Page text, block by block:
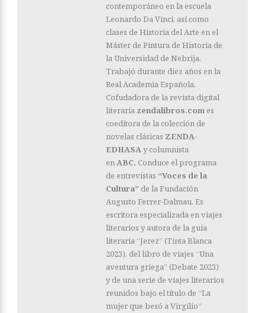
contemporáneo en la escuela
Leonardo Da Vinci, así como
clases de Historia del Arte en el
Máster de Pintura de Historia de
la Universidad de Nebrija.
Trabajó durante diez años en la
Real Academia Española.
Cofudadora de la revista digital
literaria zendalibros.com es
coeditora de la colección de
novelas clásicas ZENDA-
EDHASAy columnista
enABC. Conduce el programa
de entrevistas “Voces de la
Cultura” de la Fundación
Augusto Ferrer-Dalmau. Es
escritora especializada en viajes
literarios y autora de la guía
literaria “Jerez” (Tinta Blanca
2023), del libro de viajes “Una
aventura griega” (Debate 2023)
y de una serie de viajes literarios
reunidos bajo el título de “La
mujer que besó a Virgilio”